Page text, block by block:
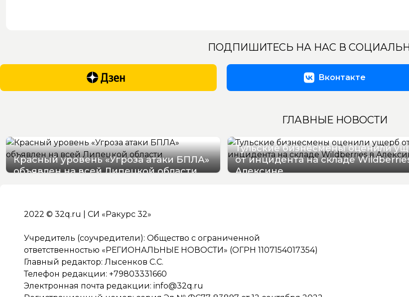
ПОДПИШИТЕСЬ НА НАС В
Вконтакте
ГЛАВНЫЕ НОВОСТИ
Красный уровень «Угроза атаки БПЛА»
объявлен на всей Липецкой области
Тульские бизнесмены оценили
от инцидента на складе
Алексине
2022 © 32q.ru | СИ «Ракурс 32»
Учредитель (соучредители): Общество с ограниченной
ответственностью «РЕГИОНАЛЬНЫЕ НОВОСТИ» (ОГРН 1107154017354)
Главный редактор: Лысенков С.С.
Телефон редакции: +79803331660
Электронная почта редакции: info@32q.ru